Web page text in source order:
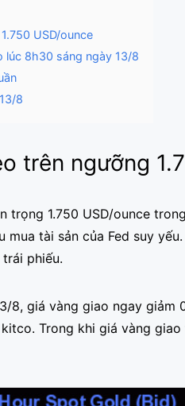
USD/ounce
lúc 8h30 sáng ngày 13/8
8
trên ngưỡng
trọng 1.750 USD/ounce
mua tài sản của Fed suy
phiếu.
8, giá vàng giao ngay giảm
Trong khi giá vàng giao